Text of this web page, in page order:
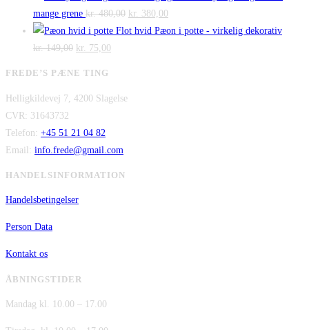
pris
var:
kr. 2.995,00.
pris
er:
mange grene kr.480,00 Den
oprindelige
kr. 380,00
aktuelle
Flot hvid Pæon i potte - virkelig dekorativ
kr.149,00 Den
var:
kr. 75,00
er:
FREDE’S PÆNE TING
Helligkildevej 7, 4200 Slagelse
CVR: 31643732
Telefon: +45 51 21 04 82
Email: info.frede@gmail.com
HANDELSINFORMATION
Handelsbetingelser
Person Data
Kontakt os
ÅBNINGSTIDER
Mandag kl. 10.00 – 17.00